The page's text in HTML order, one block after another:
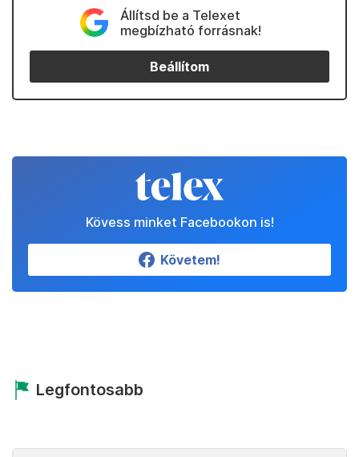
Állítsd be a Telexet
megbízható forrásnak!
Beállítom
Kövess minket Facebookon is!
Követem!
Legfontosabb